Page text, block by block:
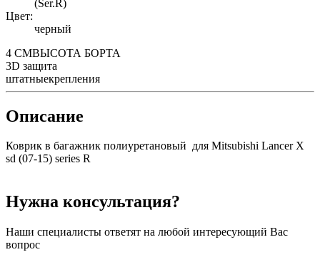
(Ser.R)
Цвет:
черный
4 СМВЫСОТА БОРТА
3D защита
штатныекрепления
Описание
Коврик в багажник полиуретановый для Mitsubishi Lancer Х
sd (07-15) series R
Нужна консультация?
Наши специалисты ответят на любой интересующий Вас
вопрос